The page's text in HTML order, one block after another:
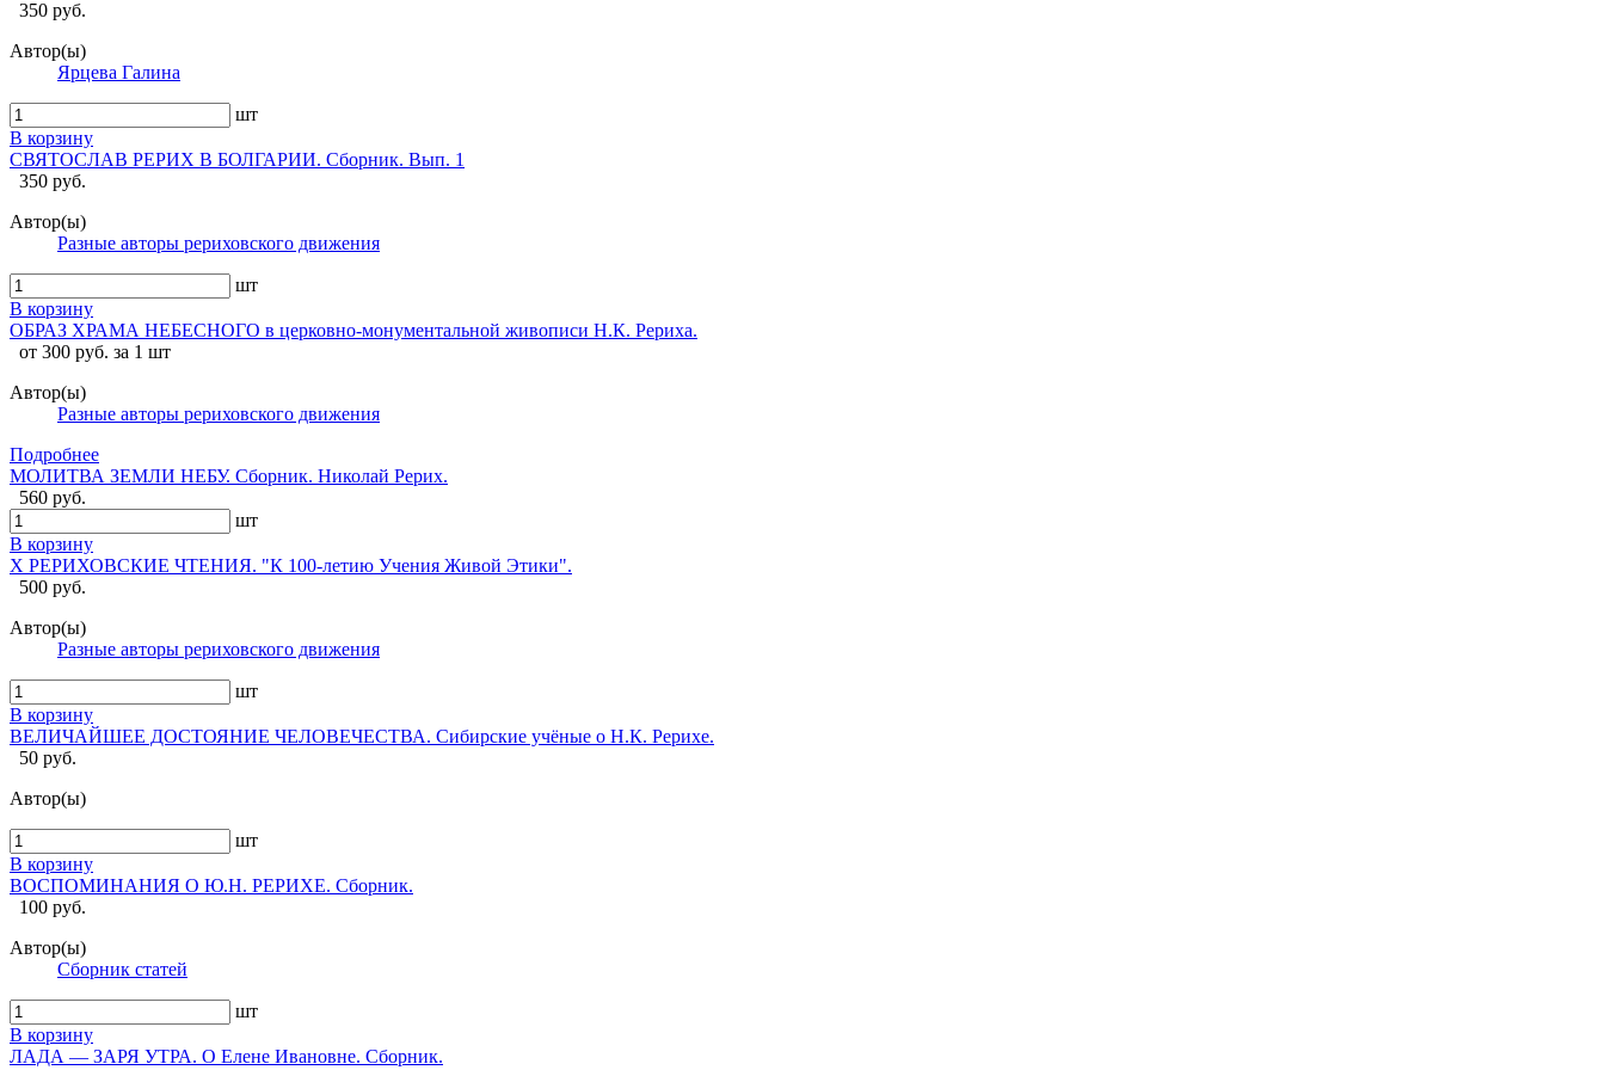
350 руб.
Автор(ы)
Ярцева Галина
шт
В корзину
СВЯТОСЛАВ РЕРИХ В БОЛГАРИИ. Сборник. Вып. 1
350 руб.
Автор(ы)
Разные авторы рериховского движения
шт
В корзину
ОБРАЗ ХРАМА НЕБЕСНОГО в церковно-монументальной живописи Н.К. Рериха.
от 300 руб. за 1 шт
Автор(ы)
Разные авторы рериховского движения
Подробнее
МОЛИТВА ЗЕМЛИ НЕБУ. Сборник. Николай Рерих.
560 руб.
шт
В корзину
X РЕРИХОВСКИЕ ЧТЕНИЯ. "К 100-летию Учения Живой Этики".
500 руб.
Автор(ы)
Разные авторы рериховского движения
шт
В корзину
ВЕЛИЧАЙШЕЕ ДОСТОЯНИЕ ЧЕЛОВЕЧЕСТВА. Сибирские учёные о Н.К. Рерихе.
50 руб.
Автор(ы)
шт
В корзину
ВОСПОМИНАНИЯ О Ю.Н. РЕРИХЕ. Сборник.
100 руб.
Автор(ы)
Сборник статей
шт
В корзину
ЛАДА — ЗАРЯ УТРА. О Елене Ивановне. Сборник.